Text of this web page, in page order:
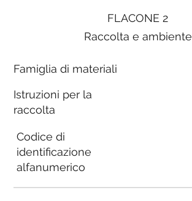
FLACONE 2
Raccolta e ambiente
Famiglia di materiali
Istruzioni per la
raccolta
Codice di
identificazione
alfanumerico